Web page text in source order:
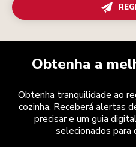
Obtenha a
Obtenha tranquilidade ao
cozinha. Receberá alertas
precisar e um guia
selecionados para